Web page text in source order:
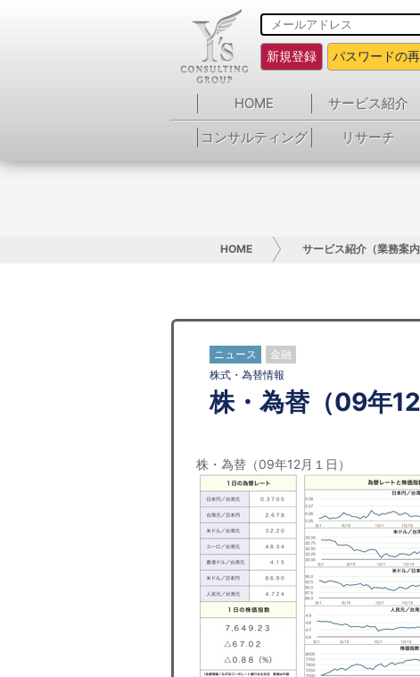
新規登録 パスワードの
HOME サービス紹介
コンサルティング
リサーチ
HOME サービス紹介（業務案内
ニュース 金融
株式・為替情報
株・為替（09年12
株・為替（09年12月１日）